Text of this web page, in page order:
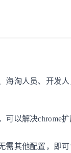
海淘人员、开发
以解决chrome
需其他配置，即可